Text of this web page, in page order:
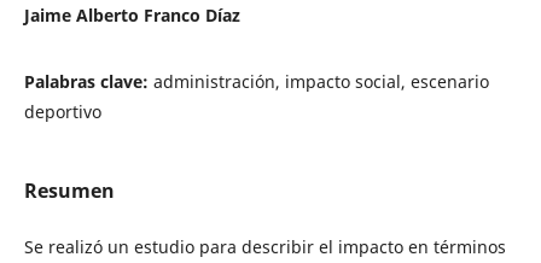
Jaime Alberto Franco Díaz
Palabras clave: administración, impacto social, escenario
deportivo
Resumen
Se realizó un estudio para describir el impacto en términos